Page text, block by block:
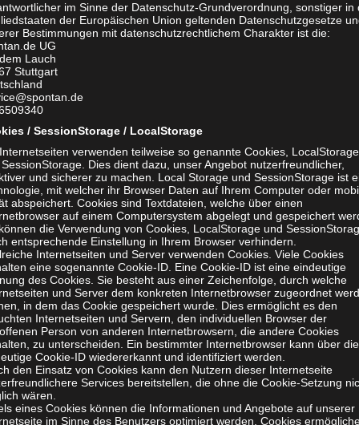
überzeugt, in unter zwei Minuten ist der Test bereits
spontan erfolgen oder per Terminbuchung. Auch
getestet werden. Mit den Zertifizierten Lolli-Tests.
angenehm.
ist bereits als Drive-In Variante in Geislingen
Bestellungen kennen die Meisten wohl bereits aus der
Corona-Tests wird das Prinzip bereits angewendet:
heranfahren, Ärzte und Helfer nehmen Abstriche
Gagliardi hat dieses Prinzip jedoch nun mit seinem
mit gehext perfektioniert. Wer selbst einen
betreiben will kann dieses Lizensieren. Dadurch erhält
laut Gagliardi Hilfe in allen Bereichen:
benötigte Materialien.
ein Boxenstop-Schnelltestzentrum eröffnen ohne
Auch für zahlreiche Gastronomen, wie etwa
interessant sein.
unterwww.boxenstop-schnelltest.de
im Sinne der Datenschutz-Grundverordnung, sonstiger in
der Europäischen Union geltenden Datenschutzgesetze
Bestimmungen mit datenschutzrechtlichem Charakter ist die:
UG
Lauch
Stuttgart
/ SessionStorage / LocalStorage
verwenden teilweise so genannte Cookies, LocalStorage
Dies dient dazu, unser Angebot nutzerfreundlicher,
und sicherer zu machen. Local Storage und SessionStorage ist
mit welcher ihr Browser Daten auf Ihrem Computer oder
abspeichert. Cookies sind Textdateien, welche über einen
auf einem Computersystem abgelegt und gespeichert
die Verwendung von Cookies, LocalStorage und
entsprechende Einstellung in Ihrem Browser verhindern.
Internetseiten und Server verwenden Cookies. Viele Cookies
eine sogenannte Cookie-ID. Eine Cookie-ID ist eine eindeutige
des Cookies. Sie besteht aus einer Zeichenfolge, durch welche
und Server dem konkreten Internetbrowser zugeordnet
in dem das Cookie gespeichert wurde. Dies ermöglicht es den
Internetseiten und Servern, den individuellen Browser der
Person von anderen Internetbrowsern, die andere Cookies
zu unterscheiden. Ein bestimmter Internetbrowser kann über die
Cookie-ID wiedererkannt und identifiziert werden.
den Einsatz von Cookies kann den Nutzern dieser Internetseite
Services bereitstellen, die ohne die Cookie-Setzung
wären.
eines Cookies können die Informationen und Angebote auf unserer
im Sinne des Benutzers optimiert werden. Cookies